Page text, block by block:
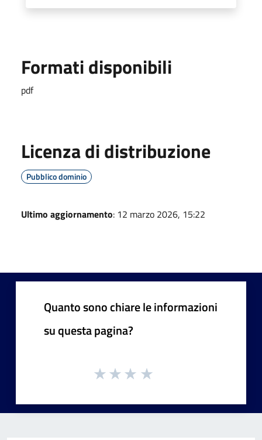
Formati disponibili
pdf
Licenza di distribuzione
Pubblico dominio
Ultimo aggiornamento: 12 marzo 2026, 15:22
Quanto sono chiare le informazioni
su questa pagina?